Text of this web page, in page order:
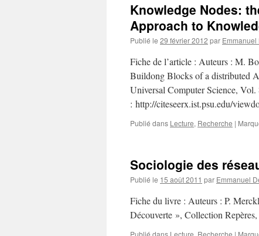
Knowledge Nodes:
Approach to
Publié le 29 février 2012 par
Fiche de l’article : Auteurs : M.
Buildong Blocks of a distributed
Universal Computer Science,
: http://citeseerx.ist.psu.edu/
Publié dans Lecture, Recherche |
Sociologie des
Publié le 15 août 2011 par Emmanuel
Fiche du livre : Auteurs : P.
Découverte », Collection
Publié dans Lecture, Recherche |